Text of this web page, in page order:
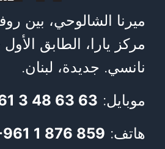
ميرنا الشالوحي، بين
مركز يارا، الطابق
نانسي. جديدة، لبنان.
موبايل: 3 48 63 63
هاتف: 1 876 859